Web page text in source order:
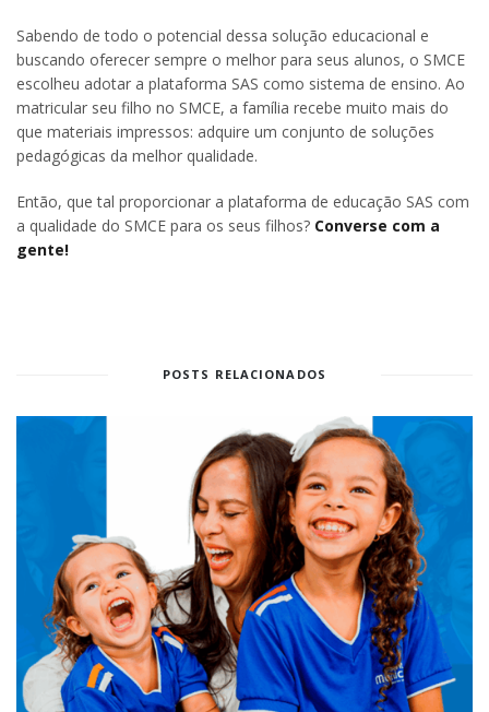
Sabendo de todo o potencial dessa solução educacional e
buscando oferecer sempre o melhor para seus alunos, o SMCE
escolheu adotar a plataforma SAS como sistema de ensino. Ao
matricular seu filho no SMCE, a família recebe muito mais do
que materiais impressos: adquire um conjunto de soluções
pedagógicas da melhor qualidade.
Então, que tal proporcionar a plataforma de educação SAS com
a qualidade do SMCE para os seus filhos? Converse com a
gente!
POSTS RELACIONADOS